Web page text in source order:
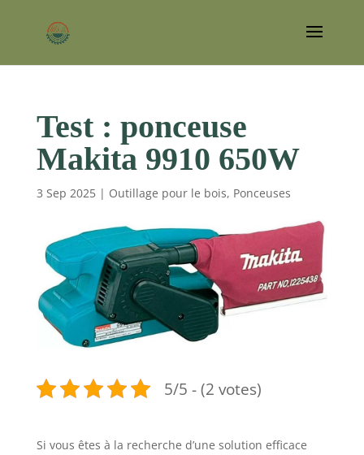
Test : ponceuse
Makita 9910 650W
3 Sep 2025| Outillage pour le bois, Ponceuses
5/5 - (2 votes)
Si vous êtes à la recherche d’une solution efficace